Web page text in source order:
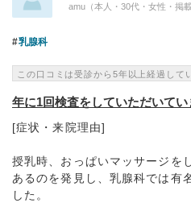
amu（本人・30代・女性・掲
乳腺科
この口コミは受診から5年以上経過して
年に1回検査をしていただいてい
[症状・来院理由]
授乳時、おっぱいマッサージを
あるのを発見し、乳腺科では有
した。